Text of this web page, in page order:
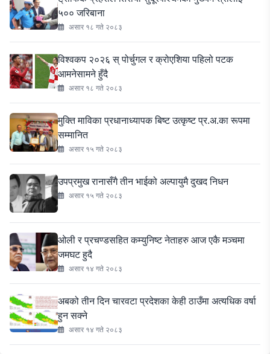
५०० जरिबाना
असार १८ गते २०८३
विश्वकप २०२६ स् पोर्चुगल र क्रोएशिया पहिलो पटक
आमनेसामने हुँदै
असार १८ गते २०८३
मुक्ति माविका प्रधानाध्यापक बिष्ट उत्कृष्ट प्र.अ.का रूपमा
सम्मानित
असार १५ गते २०८३
उपप्रमुख रानासँगै तीन भाईको अल्पायुमै दुखद निधन
असार १५ गते २०८३
ओली र प्रचण्डसहित कम्युनिष्ट नेताहरु आज एकै मञ्चमा
जमघट हुदै
असार १४ गते २०८३
अबको तीन दिन चारवटा प्रदेशका केही ठाउँमा अत्यधिक वर्षा
हुन सक्ने
असार १४ गते २०८३